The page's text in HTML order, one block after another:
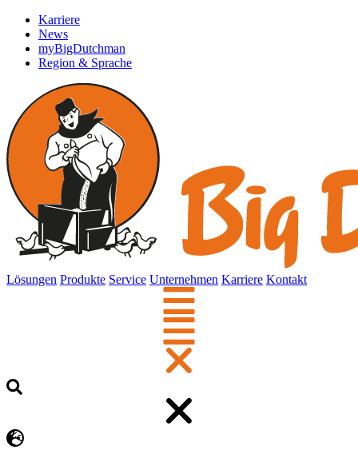
Karriere
News
myBigDutchman
Region & Sprache
Lösungen Produkte Service Unternehmen Karriere Kontakt